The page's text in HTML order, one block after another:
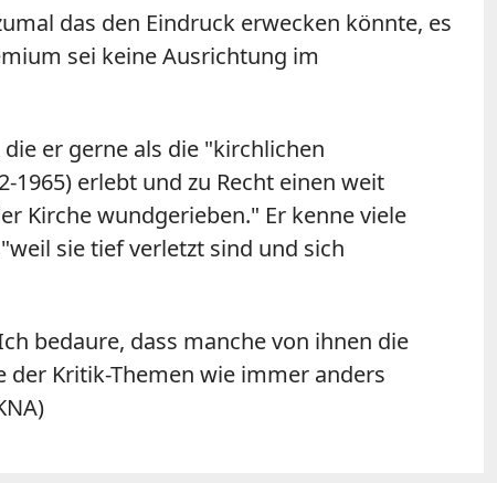
das den Eindruck erwecken könnte, es
sei keine Ausrichtung im
er gerne als die "kirchlichen
1965) erlebt und zu Recht einen weit
Kirche wundgerieben." Er kenne viele
sie tief verletzt sind und sich
bedaure, dass manche von ihnen die
der Kritik-Themen wie immer anders